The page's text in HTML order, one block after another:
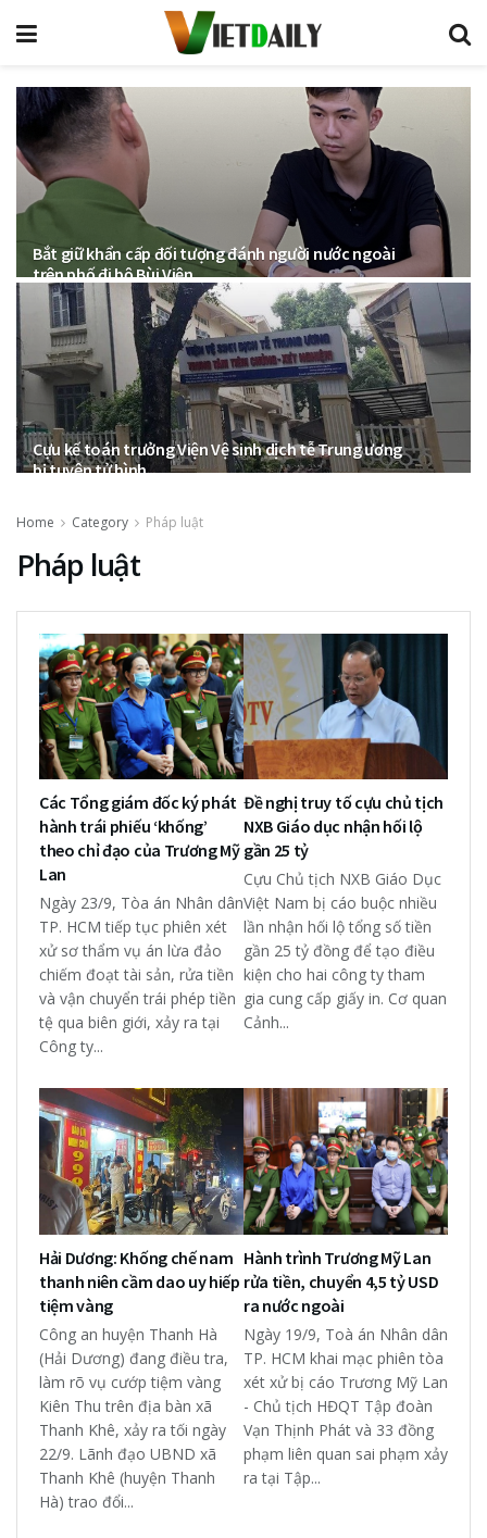
Bắt giữ khẩn cấp đối tượng đánh người nước ngoài
trên phố đi bộ Bùi Viện
Cựu kế toán trưởng Viện Vệ sinh dịch tễ Trung ương
bị tuyên tử hình
Home Category Pháp luật
Pháp luật
Các Tổng giám đốc ký phát
hành trái phiếu ‘khống’
theo chỉ đạo của Trương Mỹ
Lan
Ngày 23/9, Tòa án Nhân dân
TP. HCM tiếp tục phiên xét
xử sơ thẩm vụ án lừa đảo
chiếm đoạt tài sản, rửa tiền
và vận chuyển trái phép tiền
tệ qua biên giới, xảy ra tại
Công ty...
Đề nghị truy tố cựu chủ tịch
NXB Giáo dục nhận hối lộ
gần 25 tỷ
Cựu Chủ tịch NXB Giáo Dục
Việt Nam bị cáo buộc nhiều
lần nhận hối lộ tổng số tiền
gần 25 tỷ đồng để tạo điều
kiện cho hai công ty tham
gia cung cấp giấy in. Cơ quan
Cảnh...
Hải Dương: Khống chế nam
thanh niên cầm dao uy hiếp
tiệm vàng
Công an huyện Thanh Hà
(Hải Dương) đang điều tra,
làm rõ vụ cướp tiệm vàng
Kiên Thu trên địa bàn xã
Thanh Khê, xảy ra tối ngày
22/9. Lãnh đạo UBND xã
Thanh Khê (huyện Thanh
Hà) trao đổi...
Hành trình Trương Mỹ Lan
rửa tiền, chuyển 4,5 tỷ USD
ra nước ngoài
Ngày 19/9, Toà án Nhân dân
TP. HCM khai mạc phiên tòa
xét xử bị cáo Trương Mỹ Lan
- Chủ tịch HĐQT Tập đoàn
Vạn Thịnh Phát và 33 đồng
phạm liên quan sai phạm xảy
ra tại Tập...